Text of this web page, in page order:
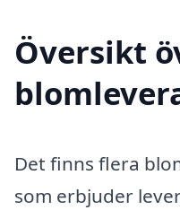
Översikt
Det finns flera
som erbjuder